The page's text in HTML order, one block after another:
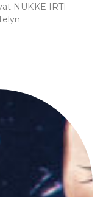
NUKKE IRTI -